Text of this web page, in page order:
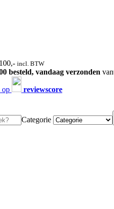
incl. BTW
besteld, vandaag verzonden
op reviewscore
Categorie